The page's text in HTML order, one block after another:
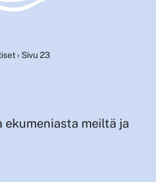
› Sivu 23
ekumeniasta meiltä ja